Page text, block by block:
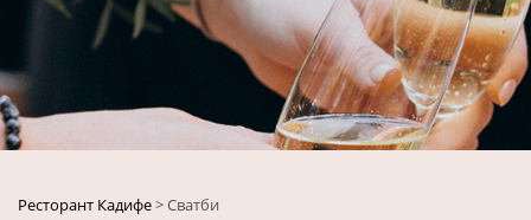
Ресторант Кадифе>Сватби